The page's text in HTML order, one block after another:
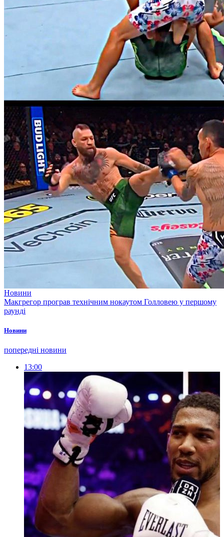
Новини
Макгрегор програв технічним нокаутом Голловею у першому
раунді
Новини
попередні новини
13:00